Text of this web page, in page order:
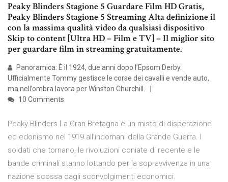
Peaky Blinders Stagione 5 Guardare Film HD Gratis,
Peaky Blinders Stagione 5 Streaming Alta definizione il
con la massima qualità video da qualsiasi dispositivo
Skip to content [Ultra HD – Film e TV] – Il miglior sito
per guardare film in streaming gratuitamente.
Panoramica: È il 1924, due anni dopo l’Epsom Derby.
Ufficialmente Tommy gestisce le corse dei cavalli e vende auto,
ma nell’ombra lavora per Winston Churchill.
10 Comments
Peaky Blinders La Gran Bretagna è un misto di disperazione
ed edonismo nel 1919 all’indomani della Grande Guerra. I
soldati che tornano, le rivoluzioni coniate di recente e le
bande criminali stanno lottando per la sopravvivenza in una
nazione scossa dagli sconvolgimenti economici.